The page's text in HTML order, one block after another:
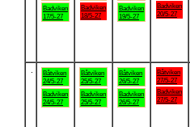
Badviken
17/5-27
Badviken
18/5-27
Badviken
19/5-27
Badviken
20/5-27
Båtviken
24/5-27
Badviken
24/5-27
Båtviken
25/5-27
Badviken
25/5-27
Båtviken
26/5-27
Badviken
26/5-27
Båtviken
27/5-27
Badviken
27/5-27